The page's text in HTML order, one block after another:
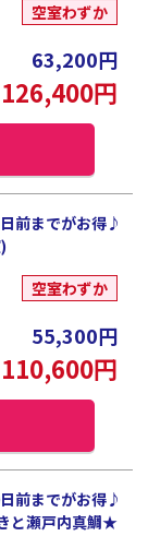
空室わずか
63,200円
126,400円
前までがお得♪
空室わずか
55,300円
110,600円
前までがお得♪
と瀬戸内真鯛★